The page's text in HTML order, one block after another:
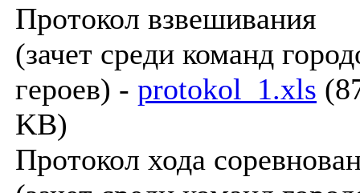
Протокол взвешивания
(зачет среди команд
героев) - protokol_1.xls
KB)
Протокол хода